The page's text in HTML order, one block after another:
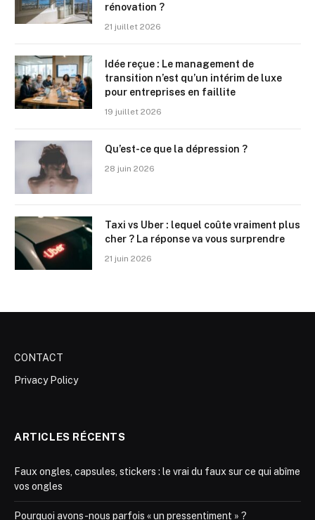
rénovation ?
21 juillet 2026
Idée reçue : Le management de
transition n’est qu’un intérim de luxe
pour entreprises en faillite
19 juillet 2026
Qu’est-ce que la dépression ?
28 juin 2026
Taxi vs Uber : lequel coûte vraiment plus
cher ? La réponse va vous surprendre
21 juin 2026
CONTACT
Privacy Policy
ARTICLES RÉCENTS
Faux ongles, capsules, stickers : le vrai du faux sur ce qui abîme
vos ongles
Pourquoi avons-nous parfois « un pressentiment » ?